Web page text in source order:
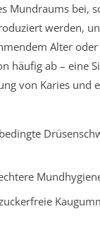
Mundraums bei,
werden,
Alter
häufig ab – eine
von Karies und